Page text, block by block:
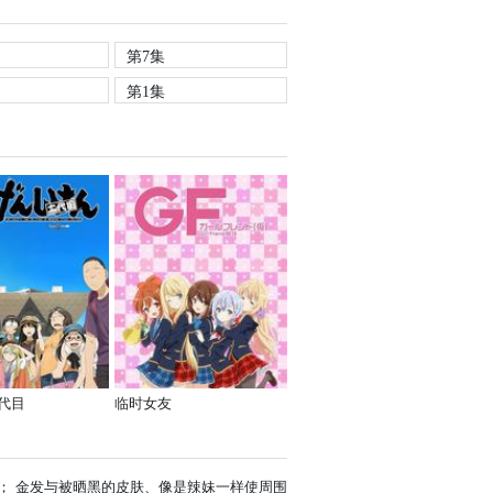
第7集
第1集
目 临时女友
金发与被晒黑的皮肤、像是辣妹一样使周围